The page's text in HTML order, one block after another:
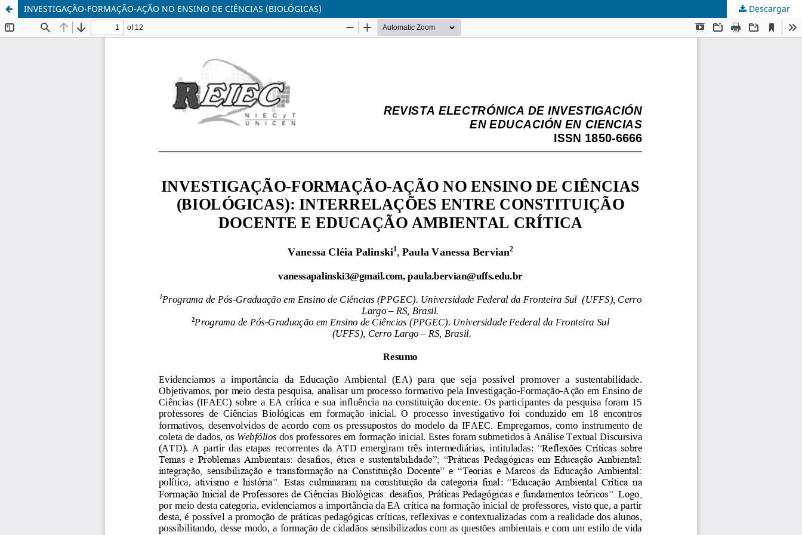
INVESTIGAÇÃO-FORMAÇÃO-AÇÃO NO ENSINO DE CIÊNCIAS (BIOLÓGICAS) Descargar